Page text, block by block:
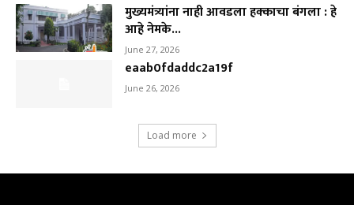
मुख्यमंत्र्यांना नाही आवडला हक्काचा बंगला : हे
आहे नेमके...
June 27, 2026
eaab0fdaddc2a19f
June 26, 2026
Load more